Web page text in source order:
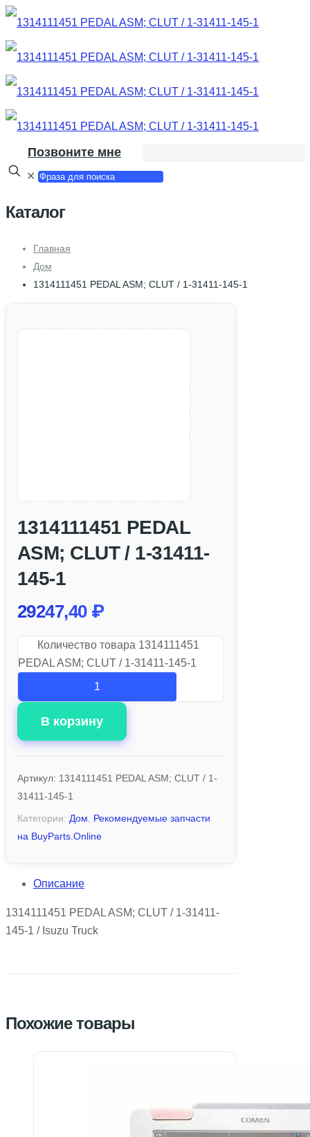
Позвоните мне
✕
Каталог
Главная
Дом
1314111451 PEDAL ASM; CLUT / 1-31411-145-1
1314111451 PEDAL
ASM; CLUT / 1-31411-
145-1
29247,40 ₽
Количество товара 1314111451
PEDAL ASM; CLUT / 1-31411-145-1
В корзину
Артикул: 1314111451 PEDAL ASM; CLUT / 1-
31411-145-1
Категории: Дом
Рекомендуемые запчасти
на BuyParts.Online
Описание
1314111451 PEDAL ASM; CLUT / 1-31411-
145-1 / Isuzu Truck
Похожие товары